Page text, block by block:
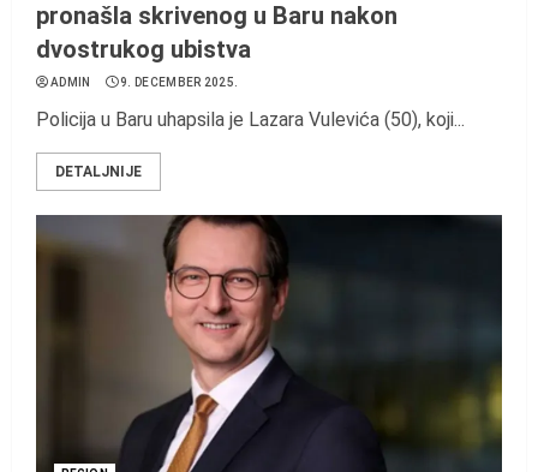
pronašla skrivenog u Baru nakon
dvostrukog ubistva
ADMIN 9. DECEMBER 2025.
Policija u Baru uhapsila je Lazara Vulevića (50), koji...
DETALJNIJE